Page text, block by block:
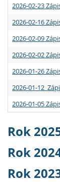
2026-02-23
2026-02-16
2026-02-09
2026-02-02
2026-01-26
2026-01-12
2026-01-05
Rok
Rok
Rok